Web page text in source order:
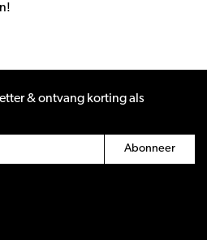
& ontvang korting als
Abonneer